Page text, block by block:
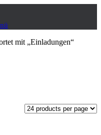
mit „Einladungen“